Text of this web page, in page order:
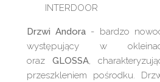
INTERDOOR
Drzwi Andora - bardzo
występujący w
oraz GLOSSA,
przeszkleniem pośrodku.